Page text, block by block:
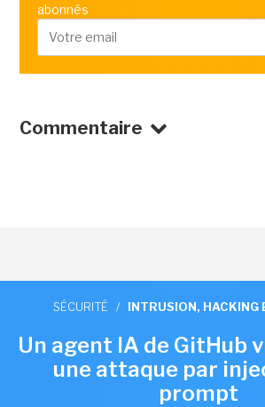
abonnés
Commentaire
SÉCURITÉ / INTRUSION, HACKING
Un agent IA de GitHub
une attaque par
prompt